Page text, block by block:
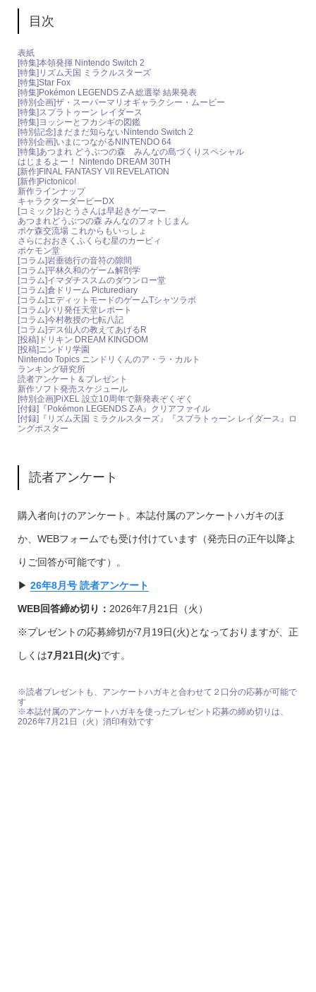
目次
表紙
[特集]本領発揮 Nintendo Switch 2
[特集]リズム天国 ミラクルスターズ
[特集]Star Fox
[特集]Pokémon LEGENDS Z-A 総選挙 結果発表
[特別企画]ザ・スーパーマリオギャラクシー・ムービー
[特集]スプラトゥーン レイダース
[特集]ヨッシーとフカシギの図鑑
[特別記念]まだまだ知らないNintendo Switch 2
[特別企画]いまにつながるNINTENDO 64
[特集]あつまれ どうぶつの森 みんなの島づくりスペシャル
はじまるよー！ Nintendo DREAM 30TH
[新作]FINAL FANTASY VII REVELATION
[新作]Pictonico!
新作ラインナップ
キャラクターダービーDX
[コミック]おとうさんは早起きゲーマー
あつまれどうぶつの森 みんなのフォトじまん
ポケ森交流場 これからもいっしょ
さらにおおきくふくらむ星のカービィ
ポケモン堂
[コラム]岩垂徳行の音符の隙間
[コラム]平林久和のゲーム解剖学
[コラム]イマダチススムのダウンロー堂
[コラム]倉ドリーム Picturediary
[コラム]エディットモードのゲームTシャツラボ
[コラム]パリ発任天堂レポート
[コラム]今村教授の七転八記
[コラム]デス仙人の教えてあげるR
[投稿]ドリキン DREAM KINGDOM
[投稿]ニンドリ学園
Nintendo Topics ニンドリくんのア・ラ・カルト
ランキング研究所
読者アンケート＆プレゼント
新作ソフト発売スケジュール
[特別企画]PiXEL 設立10周年で新発表ぞくぞく
[付録]『Pokémon LEGENDS Z-A』クリアファイル
[付録]『リズム天国 ミラクルスターズ』『スプラトゥーン レイダース』ロ
ングポスター
読者アンケート
購入者向けのアンケート。本誌付属のアンケートハガキのほ
か、WEBフォームでも受け付けています（発売日の正午以降よ
りご回答が可能です）。
▶︎ 26年8月号 読者アンケート
WEB回答締め切り： 2026年7月21日（火）
※プレゼントの応募締切が7月19日(火)となっておりますが、正
しくは7月21日(火)です。
※読者プレゼントも、アンケートハガキと合わせて２口分の応募が可能で
す
※本誌付属のアンケートハガキを使ったプレゼント応募の締め切りは、
2026年7月21日（火）消印有効です